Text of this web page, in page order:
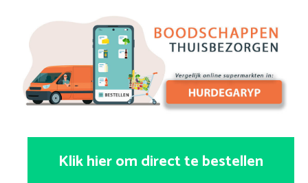
Klik hier om direct te bestellen